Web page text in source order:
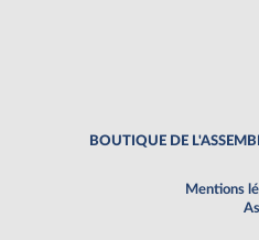
BOUTIQUE DE
Mentions